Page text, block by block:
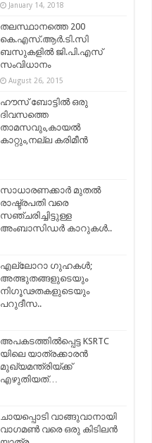
January 14, 2018
തലസ്ഥാനത്തെ 200
കെ.എസ്.ആര്‍.ടി.സി
ബസുകളില്‍ ജി.പി.എസ്
സംവിധാനം
August 26, 2015
ഹൗസ് ബോട്ടിൽ ഒരു
ദിവസത്തെ
താമസവും,കായൽ
കാറ്റും,നല്ല കരിമീൻ
സാധാരണക്കാര്‍ മുതല്‍
രാഷ്ട്രപതി വരെ
സഞ്ചരിച്ചിട്ടുള്ള
അംബാസിഡർ കാറുകൾ..
എല്ലോറാ ഗുഹകൾ;
അത്ഭുതങ്ങളുടെയും
നിഗൂഢതകളുടെയും
പറുദീസ..
അപകടത്തില്‍പ്പെട്ട KSRTC
യിലെ യാത്രക്കാരന്‍
മുഖ്യമന്ത്രിയ്ക്ക്
എഴുതിയത്…
ചായപ്പൊടി വാങ്ങുവാനായി
വാഗമണ്‍ വരെ ഒരു കിടിലന്‍